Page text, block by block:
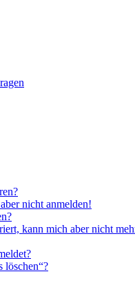
nicht anmelden!
kann mich aber nicht
löschen“?